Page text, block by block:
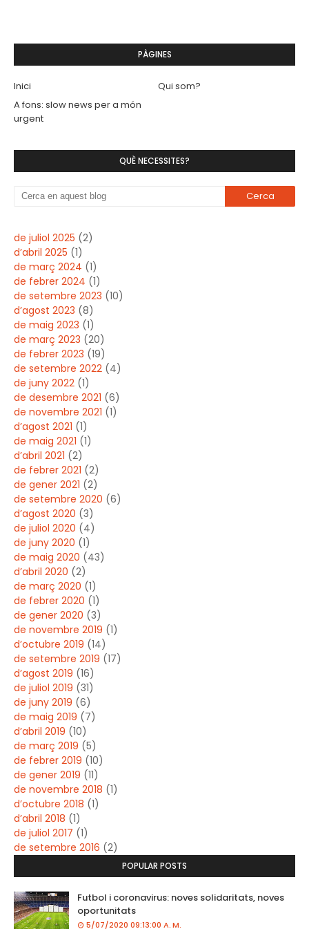
PÀGINES
Inici
Qui som?
A fons: slow news per a món
urgent
QUÈ NECESSITES?
de juliol 2025 (2)
d’abril 2025 (1)
de març 2024 (1)
de febrer 2024 (1)
de setembre 2023 (10)
d’agost 2023 (8)
de maig 2023 (1)
de març 2023 (20)
de febrer 2023 (19)
de setembre 2022 (4)
de juny 2022 (1)
de desembre 2021 (6)
de novembre 2021 (1)
d’agost 2021 (1)
de maig 2021 (1)
d’abril 2021 (2)
de febrer 2021 (2)
de gener 2021 (2)
de setembre 2020 (6)
d’agost 2020 (3)
de juliol 2020 (4)
de juny 2020 (1)
de maig 2020 (43)
d’abril 2020 (2)
de març 2020 (1)
de febrer 2020 (1)
de gener 2020 (3)
de novembre 2019 (1)
d’octubre 2019 (14)
de setembre 2019 (17)
d’agost 2019 (16)
de juliol 2019 (31)
de juny 2019 (6)
de maig 2019 (7)
d’abril 2019 (10)
de març 2019 (5)
de febrer 2019 (10)
de gener 2019 (11)
de novembre 2018 (1)
d’octubre 2018 (1)
d’abril 2018 (1)
de juliol 2017 (1)
de setembre 2016 (2)
POPULAR POSTS
Futbol i coronavirus: noves solidaritats, noves
oportunitats
5/07/2020 09:13:00 A. M.